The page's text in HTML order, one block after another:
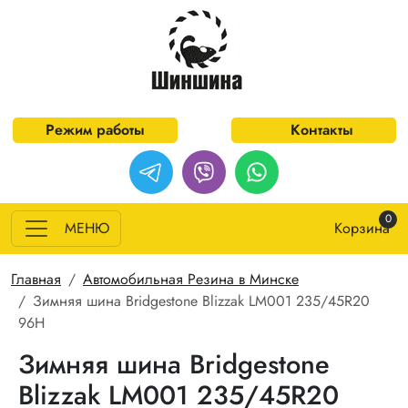
Перейти к основному содержанию
Режим работы Контакты
МЕНЮ Корзина0
Строка навигации
Главная
Автомобильная Резина в Минске
Зимняя шина Bridgestone Blizzak LM001 235/45R20
96H
Зимняя шина Bridgestone
Blizzak LM001 235/45R20